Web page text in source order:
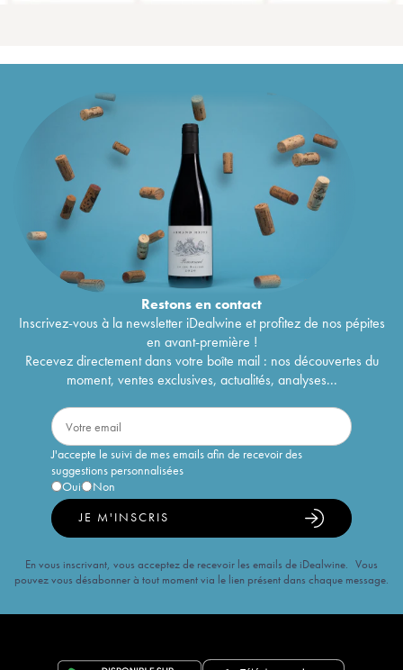
Restons encontact
Inscrivez-vous à la newsletter iDealwine et profitez de nos pépites
en avant-première !
Recevez directement dans votre boîte mail : nos découvertes du
moment, ventes exclusives, actualités, analyses...
J'accepte le suivi de mes emails afin de recevoir des
suggestions personnalisées
Oui
Non
JE M'INSCRIS
En vous inscrivant, vous acceptez de recevoir les emails de iDealwine. Vous
pouvez vous désabonner à tout moment via le lien présent dans chaque message.